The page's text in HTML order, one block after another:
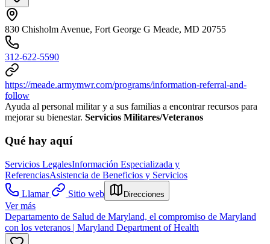
830 Chisholm Avenue, Fort George G Meade, MD 20755
312-622-5590
https://meade.armymwr.com/programs/information-referral-and-
follow
Ayuda al personal militar y a sus familias a encontrar recursos para
mejorar su bienestar. Servicios Militares/Veteranos
Qué hay aquí
Servicios LegalesInformación Especializada y
ReferenciasAsistencia de Beneficios y Servicios
Llamar
Sitio web Direcciones
Ver más
Departamento de Salud de Maryland, el compromiso de Maryland
con los veteranos | Maryland Department of Health